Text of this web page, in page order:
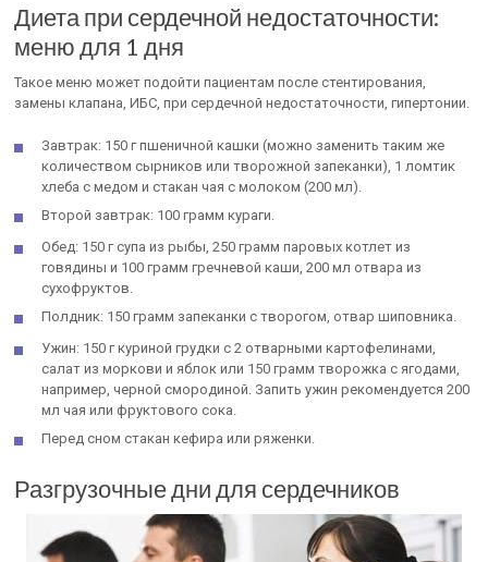
Диета при сердечной недостаточности:
меню для 1 дня
Такое меню может подойти пациентам после стентирования,
замены клапана, ИБС, при сердечной недостаточности, гипертонии.
Завтрак: 150 г пшеничной кашки (можно заменить таким же
количеством сырников или творожной запеканки), 1 ломтик
хлеба с медом и стакан чая с молоком (200 мл).
Второй завтрак: 100 грамм кураги.
Обед: 150 г супа из рыбы, 250 грамм паровых котлет из
говядины и 100 грамм гречневой каши, 200 мл отвара из
сухофруктов.
Полдник: 150 грамм запеканки с творогом, отвар шиповника.
Ужин: 150 г куриной грудки с 2 отварными картофелинами,
салат из моркови и яблок или 150 грамм творожка с ягодами,
например, черной смородиной. Запить ужин рекомендуется 200
мл чая или фруктового сока.
Перед сном стакан кефира или ряженки.
Разгрузочные дни для сердечников